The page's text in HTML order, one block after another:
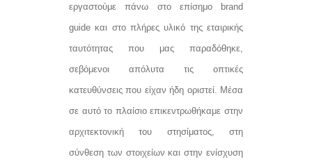
εργαστούμε πάνω στο επίσημο brand
guide και στο πλήρες υλικό της εταιρικής
ταυτότητας που μας παραδόθηκε,
σεβόμενοι απόλυτα τις οπτικές
κατευθύνσεις που είχαν ήδη οριστεί. Μέσα
σε αυτό το πλαίσιο επικεντρωθήκαμε στην
αρχιτεκτονική του στησίματος, στη
σύνθεση των στοιχείων και στην ενίσχυση